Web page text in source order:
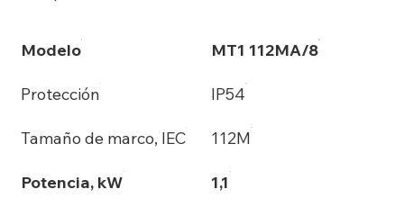
Modelo MT1 112MA/8
Protección IP54
Tamaño de marco, IEC 112M
Potencia, kW 1,1